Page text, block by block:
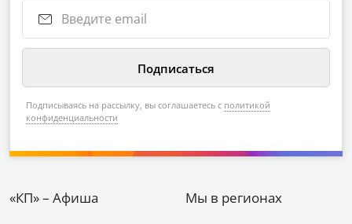
Подписываясь на рассылку, вы соглашаетесь с политикой
конфиденциальности
«КП» – Афиша Мы в регионах